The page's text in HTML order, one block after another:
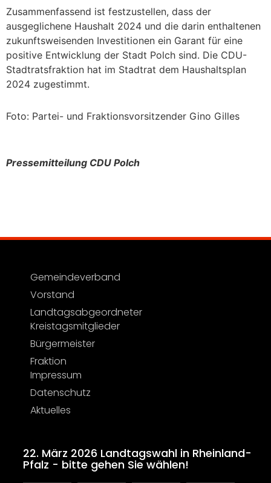
Zusammenfassend ist festzustellen, dass der
ausgeglichene Haushalt 2024 und die darin enthaltenen
zukunftsweisenden Investitionen ein Garant für eine
positive Entwicklung der Stadt Polch sind. Die CDU-
Stadtratsfraktion hat im Stadtrat dem Haushaltsplan
2024 zugestimmt.
Foto: Partei- und Fraktionsvorsitzender Gino Gilles
Pressemitteilung CDU Polch
Gemeindeverband
Vorstand
Landtagsabgeordneter
Kreistagsmitglieder
Bürgermeister
Fraktion
Impressum
Datenschutz
Aktuelles
22. März 2026 Landtagswahl in Rheinland-
Pfalz - bitte gehen Sie wählen!